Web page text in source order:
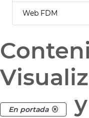
Web FDM
En portada